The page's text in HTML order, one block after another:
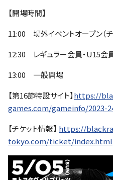
【開場時間】
11:00 場外イベントオープン（チ
12:30 レギュラー会員・U15会
13:00 一般開場
【第16節特設サイト】https://
games.com/gameinfo/2023-
【チケット情報】 https://
tokyo.com/ticket/index.html